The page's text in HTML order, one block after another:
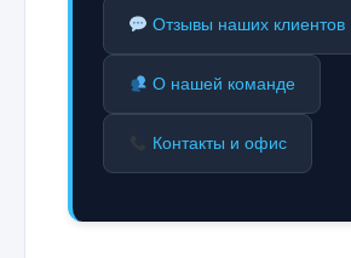
Отзывы наших клиентов
О нашей команде
Контакты и офис